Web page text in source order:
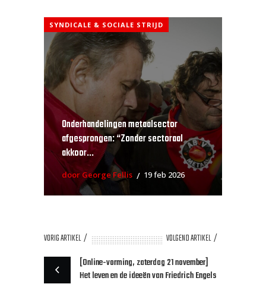
SYNDICALE & SOCIALE STRIJD
Onderhandelingen metaalsector
afgesprongen: “Zonder sectoraal
akkoor...
door George Fellis 19 feb 2026
VORIG ARTIKEL
VOLGEND ARTIKEL
[Online-vorming, zaterdag 21 november]
Het leven en de ideeën van Friedrich Engels